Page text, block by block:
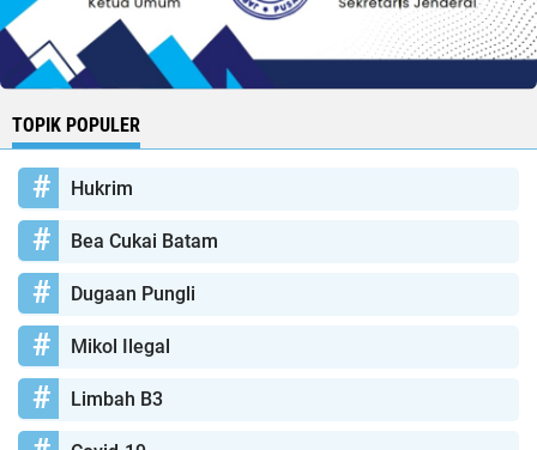
TOPIK POPULER
Hukrim
Bea Cukai Batam
Dugaan Pungli
Mikol Ilegal
Limbah B3